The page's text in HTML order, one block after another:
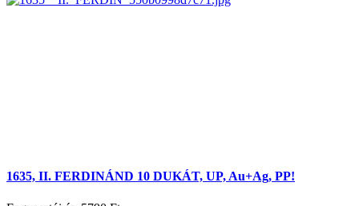
1635, II. FERDINÁND 10 DUKÁT, UP, Au+Ag, PP!